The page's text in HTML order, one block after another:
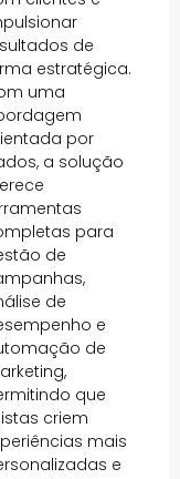
de
estratégica.
uma
por
a solução
para
de
de
e
de
que
criem
mais
e